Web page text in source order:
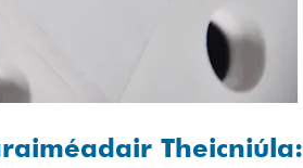
Theicniúla: